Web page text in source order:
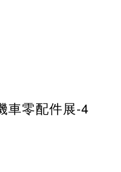
車零配件展-4